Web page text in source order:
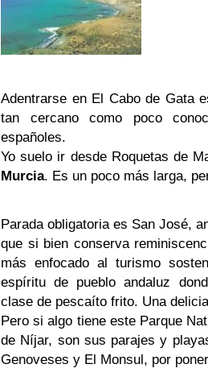
Adentrarse en El Cabo de Gata
tan cercano como poco
españoles.
Yo suelo ir desde Roquetas de
Murcia. Es un poco más larga,
Parada obligatoria es San José,
que si bien conserva
más enfocado al turismo
espíritu de pueblo andaluz
clase de pescaíto frito. Una
Pero si algo tiene este Parque
de Níjar, son sus parajes y
Genoveses y El Monsul, por